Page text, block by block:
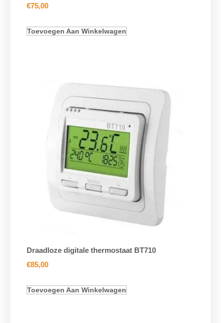
€75,00
Toevoegen Aan Winkelwagen
Draadloze digitale thermostaat BT710
€85,00
Toevoegen Aan Winkelwagen